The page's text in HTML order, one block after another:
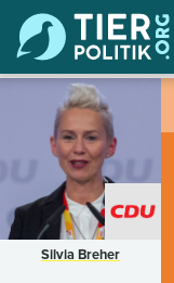
Silvia Breher